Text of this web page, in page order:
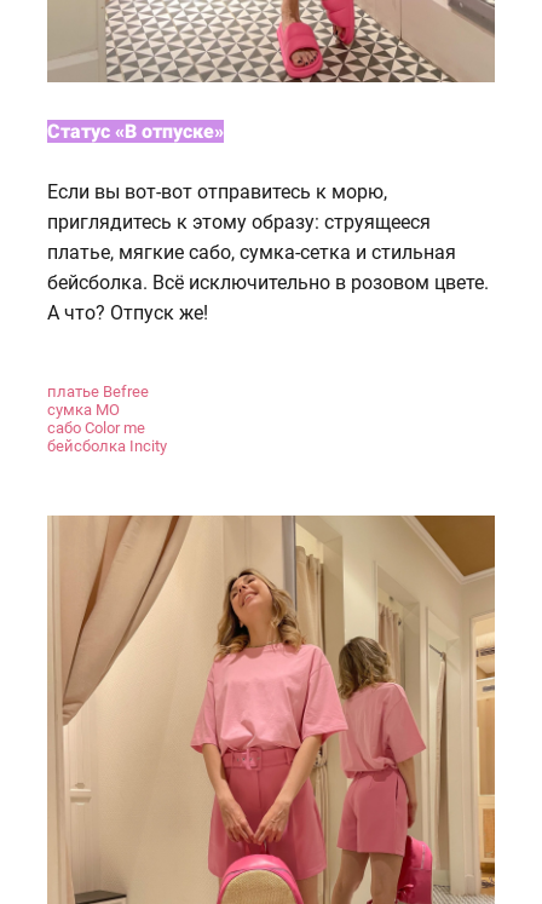
Статус «В отпуске»
Если вы вот-вот отправитесь к морю,
приглядитесь к этому образу: струящееся
платье, мягкие сабо, сумка-сетка и стильная
бейсболка. Всё исключительно в розовом цвете.
А что? Отпуск же!
платье Befree
сумка MO
сабо Color me
бейсболка Incity